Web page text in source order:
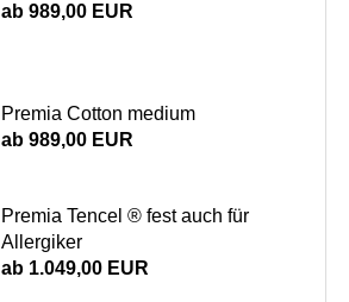
ab 989,00 EUR
Premia Cotton medium
ab 989,00 EUR
Premia Tencel ® fest auch für
Allergiker
ab 1.049,00 EUR